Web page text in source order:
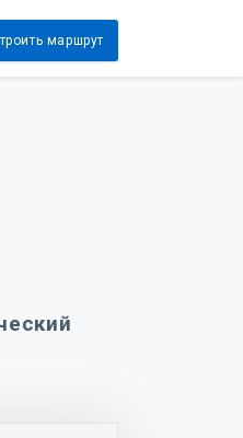
маршрут